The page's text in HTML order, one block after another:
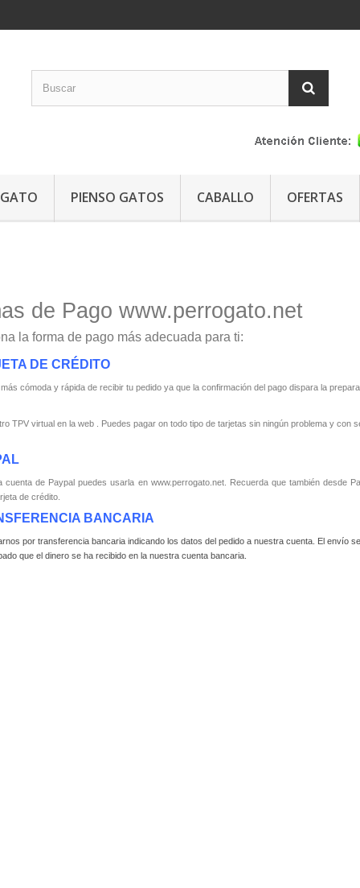
GATO PIENSO GATOS CABALLO OFERTAS
de Pago www.perrogato.net
la forma de pago más adecuada para ti:
DE CRÉDITO
cómoda y rápida de recibir tu pedido ya que la confirmación del pago dispara la
TPV virtual en la web . Puedes pagar on todo tipo de tarjetas sin ningún problema y con
cuenta de Paypal puedes usarla en www.perrogato.net. Recuerda que también desde
de crédito.
BANCARIA
por transferencia bancaria indicando los datos del pedido a nuestra cuenta. El envío
que el dinero se ha recibido en la nuestra cuenta bancaria.